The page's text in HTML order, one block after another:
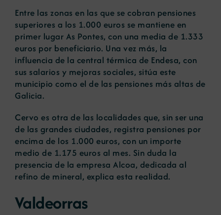
Entre las zonas en las que se cobran pensiones
superiores a los 1.000 euros se mantiene en
primer lugar As Pontes, con una media de 1.333
euros por beneficiario. Una vez más, la
influencia de la central térmica de Endesa, con
sus salarios y mejoras sociales, sitúa este
municipio como el de las pensiones más altas de
Galicia.
Cervo es otra de las localidades que, sin ser una
de las grandes ciudades, registra pensiones por
encima de los 1.000 euros, con un importe
medio de 1.175 euros al mes. Sin duda la
presencia de la empresa Alcoa, dedicada al
refino de mineral, explica esta realidad.
Valdeorras